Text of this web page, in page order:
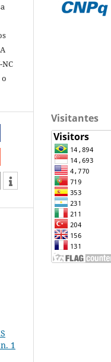
1
Visitantes